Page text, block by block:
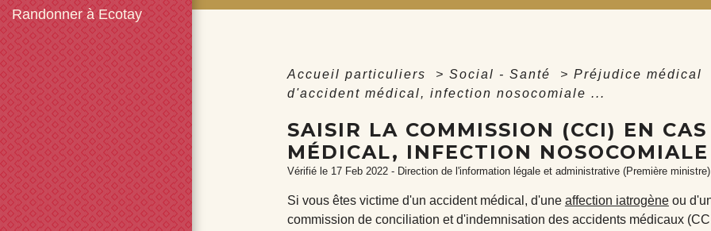
Randonner à Ecotay
Accueil particuliers > Social - Santé > Préjudice médical
d'accident médical, infection nosocomiale ...
SAISIR LA COMMISSION (CCI) EN
MÉDICAL, INFECTION
Vérifié le 17 Feb 2022 - Direction de l'information légale et administrative (Première ministre)
Si vous êtes victime d'un accident médical, d'une affection iatrogèneou
commission de conciliation et d'indemnisation des accidents médicaux